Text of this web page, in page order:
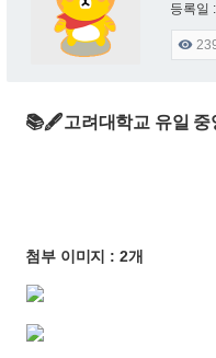
등록일

📚🖋️고려대학교 유일 중
첨부 이미지 : 2개